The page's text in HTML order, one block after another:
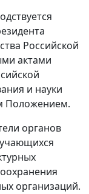
Российской
актами
и науки
Положением.
органов
организаций.